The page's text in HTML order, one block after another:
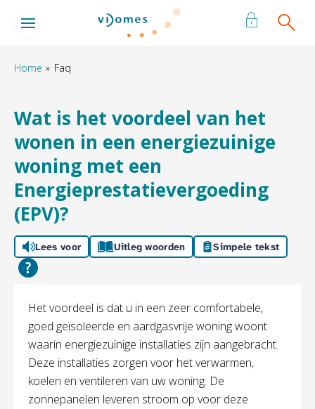
Naar hoofdinhoud
Naar hoofdnavigatiemenu
Naar zoeken
Naar de homepage
Ga naar Hoofd
Home Faq
Wat is het voordeel van het
wonen in een energiezuinige
woning met een
Energieprestatievergoeding
(EPV)?
Lees voor Uitleg woorden Simpele tekst
Algemeen
Het voordeel is dat u in een zeer comfortabele,
goed geïsoleerde en aardgasvrije woning woont
waarin energiezuinige installaties zijn aangebracht.
Deze installaties zorgen voor het verwarmen,
koelen en ventileren van uw woning. De
zonnepanelen leveren stroom op voor deze